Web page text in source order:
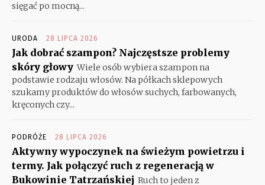
sięgać po mocną...
URODA 28 LIPCA 2026
Jak dobrać szampon? Najczęstsze problemy
skóry głowy Wiele osób wybiera szampon na
podstawie rodzaju włosów. Na półkach sklepowych
szukamy produktów do włosów suchych, farbowanych,
kręconych czy...
PODRÓŻE 28 LIPCA 2026
Aktywny wypoczynek na świeżym powietrzu i
termy. Jak połączyć ruch z regeneracją w
Bukowinie Tatrzańskiej Ruch to jeden z